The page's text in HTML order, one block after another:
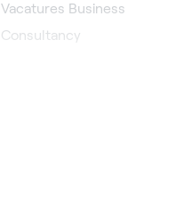
Vacatures Business
Consultancy